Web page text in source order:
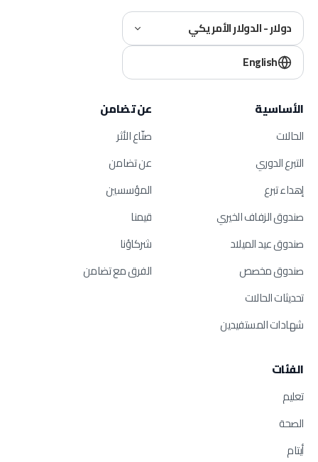
دولار - الدولار الأمريكي
English
الأساسية
الحالات
التبرع الدوري
إهداء تبرع
صندوق الزفاف الخيري
صندوق عيد الميلاد
صندوق مخصص
تحديثات الحالات
شهادات المستفيدين
عن تضامن
صنّاع الأثر
عن تضامن
المؤسسين
قيمنا
شركاؤنا
الفرق مع تضامن
الفئات
تعليم
الصحة
أيتام